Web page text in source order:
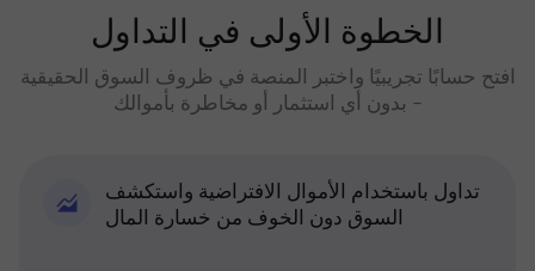
الخطوة الأولى في التداول
افتح حسابًا تجريبيًا واختبر المنصة في ظروف السوق الحقيقية
- بدون أي استثمار أو مخاطرة بأموالك
تداول باستخدام الأموال الافتراضية واستكشف
السوق دون الخوف من خسارة المال